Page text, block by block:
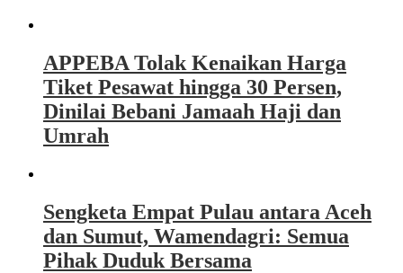
APPEBA Tolak Kenaikan Harga
Tiket Pesawat hingga 30 Persen,
Dinilai Bebani Jamaah Haji dan
Umrah
Sengketa Empat Pulau antara Aceh
dan Sumut, Wamendagri: Semua
Pihak Duduk Bersama